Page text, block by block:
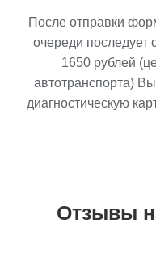
После отправки
очереди последует
1650рублей
автотранспорта)
диагностическую
Отзывы